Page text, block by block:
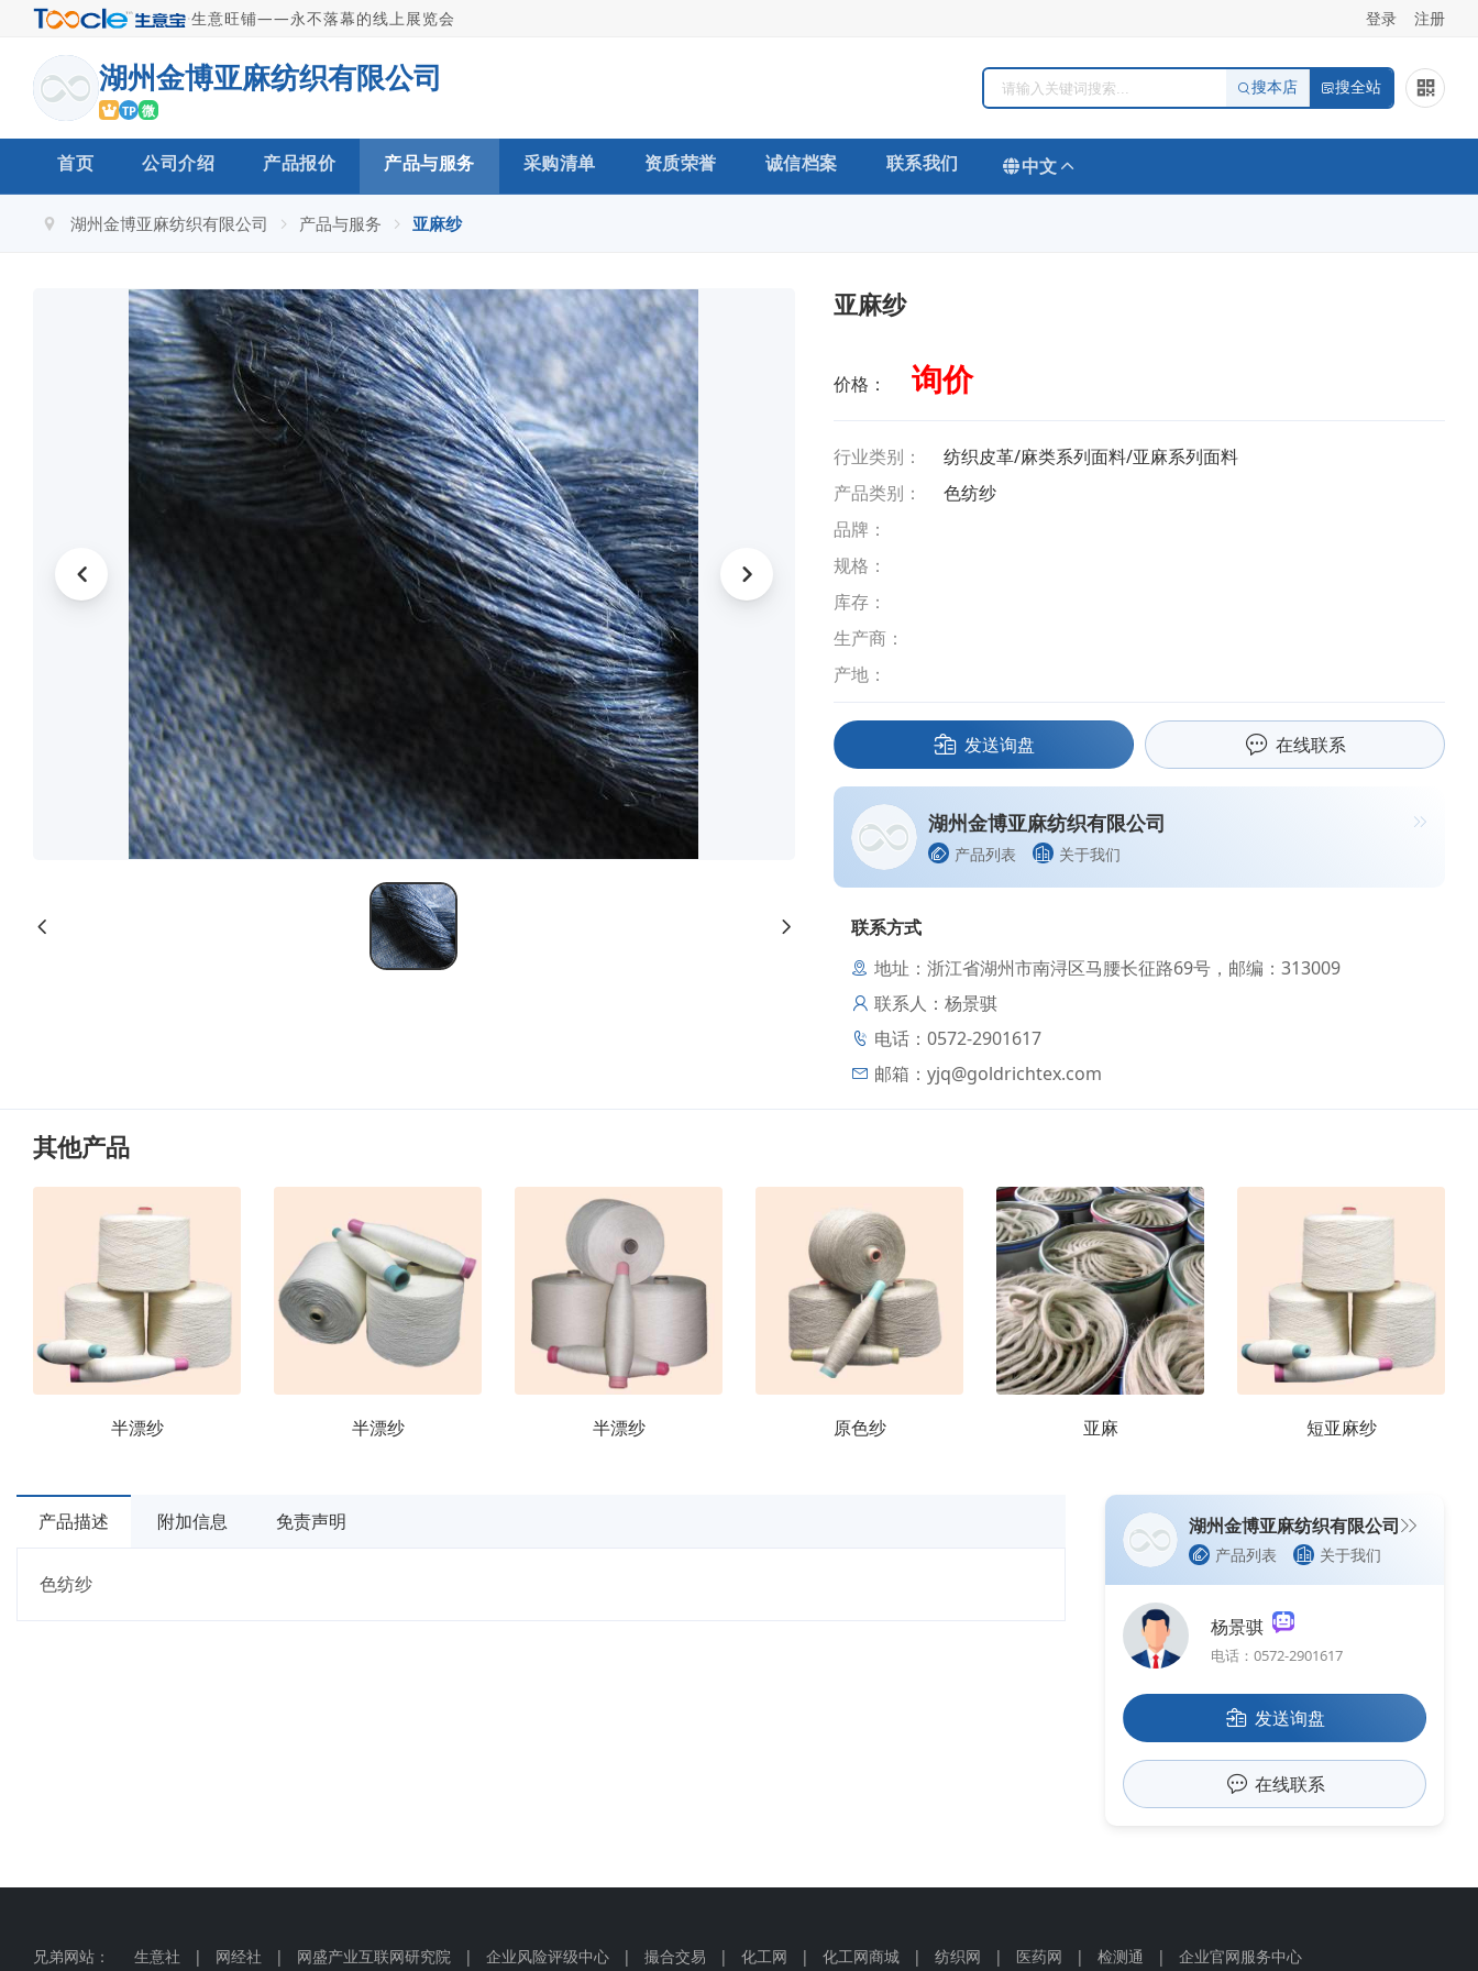
·生意旺铺——永不落幕的线上展览会 登录 注册
湖州金博亚麻纺织有限公司
TP 微
搜本店 搜全站
首页 公司介绍 产品报价 产品与服务 采购清单 资质荣誉 诚信档案 联系我们 中文
湖州金博亚麻纺织有限公司 产品与服务 亚麻纱
亚麻纱
价格： 询价
行业类别：
纺织皮革/麻类系列面料/亚麻系列面料
产品类别：
色纺纱
品牌：
规格：
库存：
生产商：
产地：
发送询盘 在线联系
湖州金博亚麻纺织有限公司
产品列表 关于我们
联系方式
地址：浙江省湖州市南浔区马腰长征路69号，邮编：313009
联系人：杨景骐
电话：0572-2901617
邮箱： yjq@goldrichtex.com
其他产品
半漂纱 半漂纱 半漂纱 原色纱 亚麻 短亚麻纱
产品描述 附加信息 免责声明
色纺纱
湖州金博亚麻纺织有限公司
产品列表 关于我们
杨景骐
电话：0572-2901617
发送询盘
在线联系
兄弟网站： 生意社 | 网经社 | 网盛产业互联网研究院 | 企业风险评级中心 | 撮合交易 | 化工网 | 化工网商城 | 纺织网 | 医药网 | 检测通 | 企业官网服务中心